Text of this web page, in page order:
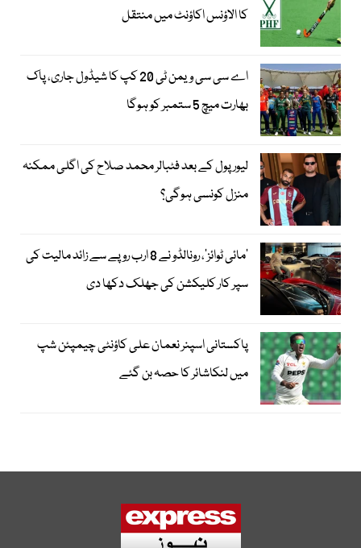
کا الاؤنس اکاؤنٹ میں منتقل
اے سی سی ویمن ٹی 20 کپ کا شیڈول جاری، پاک
بھارت میچ 5 ستمبر کو ہوگا
لیور پول کے بعد فٹبالر محمد صلاح کی اگلی ممکنہ
منزل کونسی ہوگی؟
’مائی ٹوائز‘، رونالڈو نے 8 ارب روپے سے زائد مالیت کی
سپر کار کلیکشن کی جھلک دکھا دی
پاکستانی اسپنر نعمان علی کاؤنٹی چیمپئن شپ
میں لنکاشائر کا حصہ بن گئے